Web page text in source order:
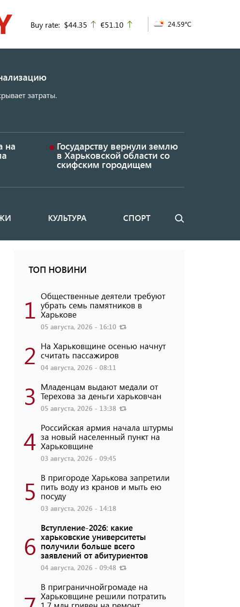
Buy rate: $44.35 up
€51.10 24.59°C
затраты.
на Государству вернули землю
в Харьковской области со
скифским городищем
КУЛЬТУРА СПОРТ Поиск
ТОП НОВИНИ
1 Общественные деятели требуют
убрать семь памятников в
Харькове
05 августа, 2026 - 16:10
2 На Харьковщине осенью начнут
считать пассажиров
04 августа, 2026 - 08:11
3 Младенцам выдают медали от
Терехова за деньги харьковчан
05 августа, 2026 - 13:38
4 Российская армия начала штурмы
за новый населенный пункт на
Харьковщине
03 августа, 2026 - 09:45
5 В пригороде Харькова запретили
пить воду из кранов и мыть ею
посуду
03 августа, 2026 - 14:18
6
Вступление-2026: какие
харьковские университеты
получили больше всего
заявлений от абитуриентов
04 августа, 2026 - 09:48
В приграничнойгромаде на
Харьковщине решили потратить